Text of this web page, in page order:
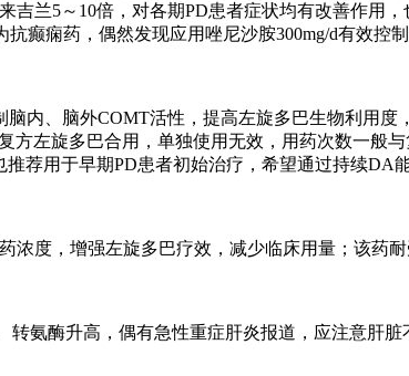
兰5～10倍，对各期PD患者症状均有改善作用，
癫痫药，偶然发现应用唑尼沙胺300mg/d有效控
内、脑外COMT活性，提高左旋多巴生物利用度
左旋多巴合用，单独使用无效，用药次数一般与
荐用于早期PD患者初始治疗，希望通过持续DA
浓度，增强左旋多巴疗效，减少临床用量；该药
转氨酶升高，偶有急性重症肝炎报道，应注意肝